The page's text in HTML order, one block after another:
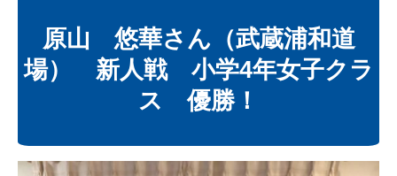
原山 悠華さん（武蔵浦和道
場） 新人戦 小学4年女子クラ
ス 優勝！